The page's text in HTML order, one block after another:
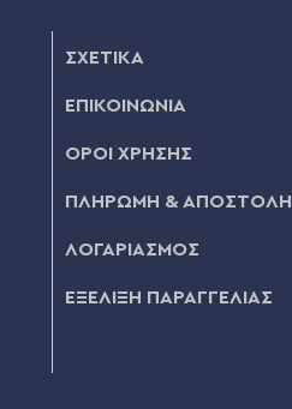
ΣΧΕΤΙΚΑ
ΕΠΙΚΟΙΝΩΝΙΑ
ΟΡΟΙ ΧΡΗΣΗΣ
ΠΛΗΡΩΜΗ & ΑΠΟΣΤΟΛΗ
ΛΟΓΑΡΙΑΣΜΟΣ
ΕΞΕΛΙΞΗ ΠΑΡΑΓΓΕΛΙΑΣ